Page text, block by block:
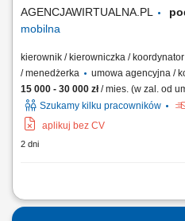
AGENCJAWIRTUALNA.PL
mobilna
kierownik / kierowniczka /
/ menedżerka
umowa agencyjna /
15 000 - 30 000 zł/ mies. (w zal. od
Szukamy kilku pracowników
aplikuj bez CV
2 dni
Twój Zakres Działania: Prowadzenie